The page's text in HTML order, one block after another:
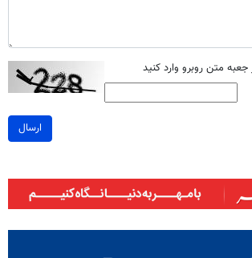
متن روبرو وارد کنید
ارسال